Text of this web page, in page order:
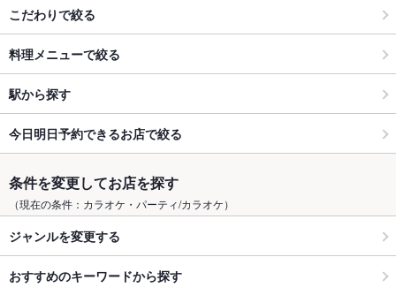
こだわりで絞る
料理メニューで絞る
駅から探す
今日明日予約できるお店で絞る
条件を変更してお店を探す
（現在の条件：カラオケ・パーティ/カラオケ）
ジャンルを変更する
おすすめのキーワードから探す